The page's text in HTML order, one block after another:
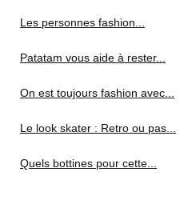
Les personnes fashion...
Patatam vous aide à rester...
On est toujours fashion avec...
Le look skater : Retro ou pas...
Quels bottines pour cette...